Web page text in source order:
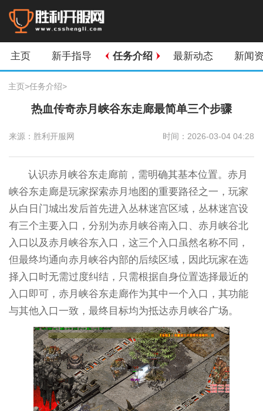
主页 新手指导 任务介绍 最新动态 新闻
主页>任务介绍>
热血传奇赤月峡谷东走廊最简单三个步骤
来源：胜利开服网 时间：2026-03-04 04:28
认识赤月峡谷东走廊前，需明确其基本位置。赤月
峡谷东走廊是玩家探索赤月地图的重要路径之一，玩家
从白日门城出发后首先进入丛林迷宫区域，丛林迷宫设
有三个主要入口，分别为赤月峡谷南入口、赤月峡谷北
入口以及赤月峡谷东入口，这三个入口虽然名称不同，
但最终均通向赤月峡谷内部的后续区域，因此玩家在选
择入口时无需过度纠结，只需根据自身位置选择最近的
入口即可，赤月峡谷东走廊作为其中一个入口，其功能
与其他入口一致，最终目标均为抵达赤月峡谷广场。